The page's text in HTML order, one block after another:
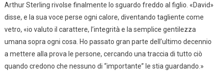
Arthur Sterling rivolse finalmente lo sguardo freddo al figlio. «David»
disse, e la sua voce perse ogni calore, diventando tagliente come
vetro, «io valuto il carattere, l’integrità e la semplice gentilezza
umana sopra ogni cosa. Ho passato gran parte dell’ultimo decennio
a mettere alla prova le persone, cercando una traccia di tutto ciò
quando credono che nessuno di “importante” le stia guardando.»